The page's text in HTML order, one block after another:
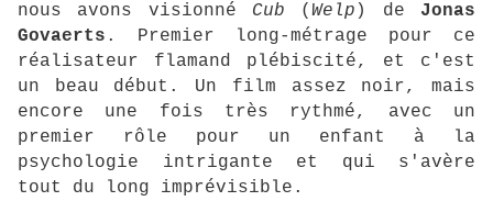
nous avons visionné Cub (Welp ) de Jonas
Govaerts . Premier long-métrage pour ce
réalisateur flamand plébiscité, et c'est
un beau début. Un film assez noir, mais
encore une fois très rythmé, avec un
premier rôle pour un enfant à la
psychologie intrigante et qui s'avère
tout du long imprévisible.